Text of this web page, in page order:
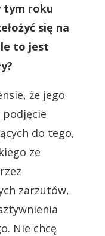
tym roku
się na
to jest
że jego
do tego,
ze
zarzutów,
Nie chcę